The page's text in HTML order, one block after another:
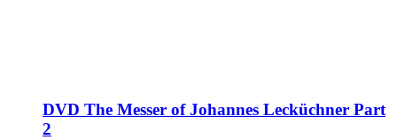
DVD The Messer of Johannes Lecküchner Part
2